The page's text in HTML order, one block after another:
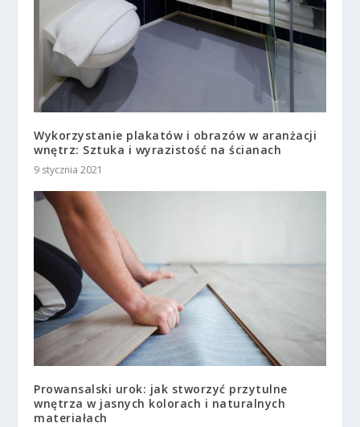
Wykorzystanie plakatów i obrazów w aranżacji
wnętrz: Sztuka i wyrazistość na ścianach
9 stycznia 2021
Prowansalski urok: jak stworzyć przytulne
wnętrza w jasnych kolorach i naturalnych
materiałach